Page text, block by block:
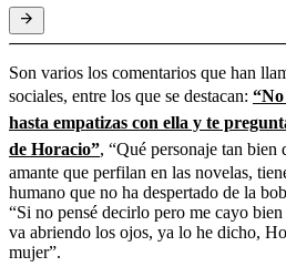
Son varios los comentarios que han
sociales, entre los que se destacan:
hasta empatizas con ella y te
de Horacio”, “Qué personaje tan bien
amante que perfilan en las novelas,
humano que no ha despertado de la
“Si no pensé decirlo pero me cayo
va abriendo los ojos, ya lo he dicho,
mujer”.